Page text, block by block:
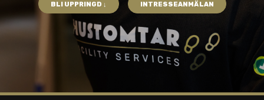
BLI UPPRINGD ↓ INTRESSEANMÄLAN